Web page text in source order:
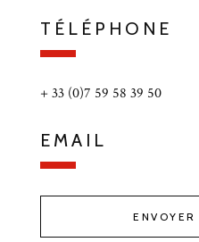
TÉLÉPHONE
+ 33 (0)7 59 58 39 50
EMAIL